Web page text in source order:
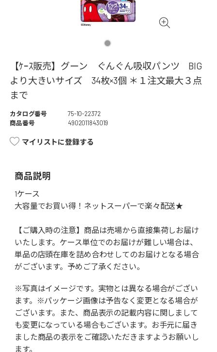
【ｹｰｽ販売】グーン ぐんぐん吸収パンツ BIG
より大きいサイズ 34枚×3個 ＊１注文最大３点
まで
カタログ番号
75-10-22372
商品番号
4902011843019
マイリストに登録する
商品説明
1ケース
大容量でお買い得！ネットスーパーで楽々配送★
【ご購入時の注意】商品は売場から直接集荷しお届け
いたします。ケース単位でのお届けが難しい場合は、
単品の店頭在庫を詰め合わせしてのお届けとなる場合
がございます。予めご了承ください。
※写真はイメージです。実物とは異なる場合がござい
ます。※パッケージ画像は予告なく変更となる場合が
ございます。また、商品表示の記載内容に関しまして
も変更になっている場合もございます。お手元に届き
ました商品の表示をご確認いただきますようお願いし
ます。